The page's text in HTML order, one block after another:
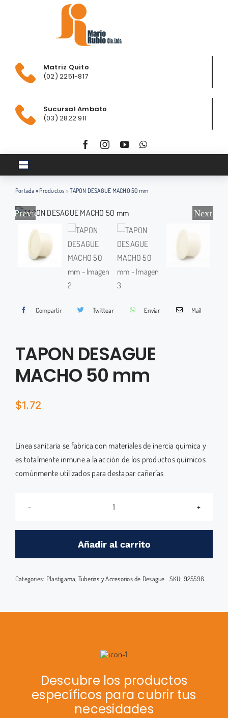
Matriz Quito
(02) 2251-817
Sucursal Ambato
(03) 2822 911
Toggle
Inicio
Club ferretero
Marcas
Tienda Virtual
Portada » Productos »TAPON DESAGUE MACHO 50 mm
Previous Next
Compartir Twittear Enviar Mail
TAPON DESAGUE
MACHO 50 mm
$1.72
Línea sanitaria se fabrica con materiales de inercia química y
es totalmente inmune a la acción de los productos químicos
comúnmente utilizados para destapar cañerías
TAPON
MACHO
cantidad
Añadir al carrito
Categories: Plastigama Tuberías y Accesorios de Desague SKU: 925596
Descubre los productos
específicos para cubrir tus
necesidades